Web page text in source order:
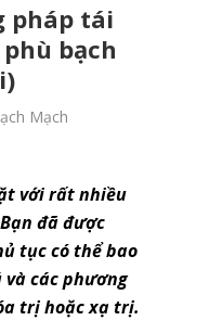
pháp tái
bạch
Mạch
với rất nhiều
đã được
tục có thể bao
các phương
trị hoặc xạ trị.